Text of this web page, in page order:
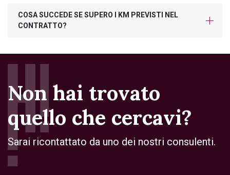
COSA SUCCEDE SE SUPERO I KM PREVISTI NEL
CONTRATTO?
Non hai trovato
quello che cercavi?
Sarai ricontattato da uno dei nostri consulenti.